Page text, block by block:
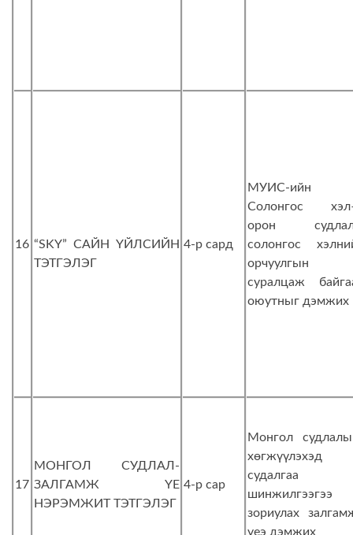
16 “SKY” САЙН ҮЙЛСИЙН
ТЭТГЭЛЭГ
4-р сард
МУИС-ийн
Солонгос
орон
солонгос
орчуулгын
суралцаж
оюутныг дэмжих
17
МОНГОЛ СУДЛАЛ-
ЗАЛГАМЖ ҮЕ
НЭРЭМЖИТ ТЭТГЭЛЭГ
4-р сар
Монгол
хөгжүүлэхэд
судалгаа
шинжилгээгээ
зориулах
үеэ дэмжих